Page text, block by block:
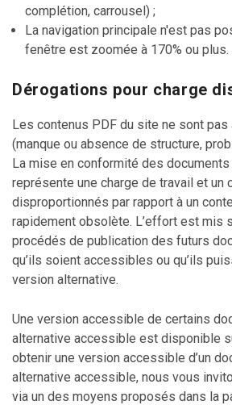
complétion, carrousel) ;
La navigation principale n'est pas
fenêtre est zoomée à 170% ou plus.
Dérogations pour charge
Les contenus PDF du site ne sont
(manque ou absence de structure,
La mise en conformité des
représente une charge de travail et un
disproportionnés par rapport à un
rapidement obsolète. L’effort est mis
procédés de publication des futurs
qu’ils soient accessibles ou qu’ils
version alternative.
Une version accessible de certains
alternative accessible est disponible
obtenir une version accessible d’un
alternative accessible, nous vous
via un des moyens proposés dans la